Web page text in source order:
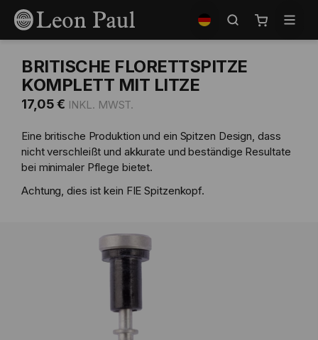
Zum
Inhalt
springen
auswählen
Mein
BRITISCHE FLORETTSPITZE
KOMPLETT MIT LITZE
17,05 €
Eine britische Produktion und ein Spitzen Design, dass
nicht verschleißt und akkurate und beständige Resultate
bei minimaler Pflege bietet.
Achtung, dies ist kein FIE Spitzenkopf.